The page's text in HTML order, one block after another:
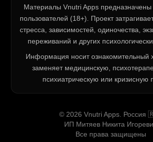
Материалы Vnutri Apps предназначены
пользователей (18+). Проект
стресса, зависимостей, одиночества,
переживаний и других
Информация носит ознакомительный
заменяет медицинскую,
психиатрическую или кризисную
© 2026 Vnutri Apps. Россия
ИП Митяев Никита
Все права защищены